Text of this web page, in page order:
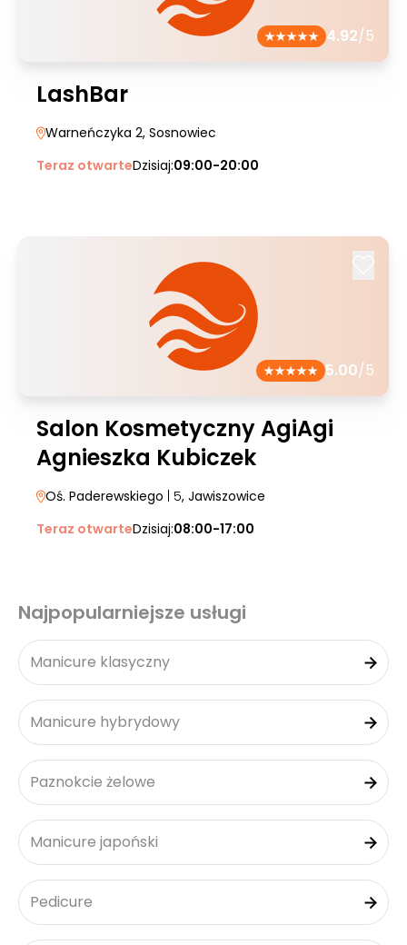
4.92/5
LashBar
Warneńczyka 2, Sosnowiec
Teraz otwarteDzisiaj:09:00-20:00
5.00/5
Salon Kosmetyczny AgiAgi
Agnieszka Kubiczek
Oś. Paderewskiego | 5, Jawiszowice
Teraz otwarteDzisiaj:08:00-17:00
Najpopularniejsze usługi
Manicure klasyczny
Manicure hybrydowy
Paznokcie żelowe
Manicure japoński
Pedicure